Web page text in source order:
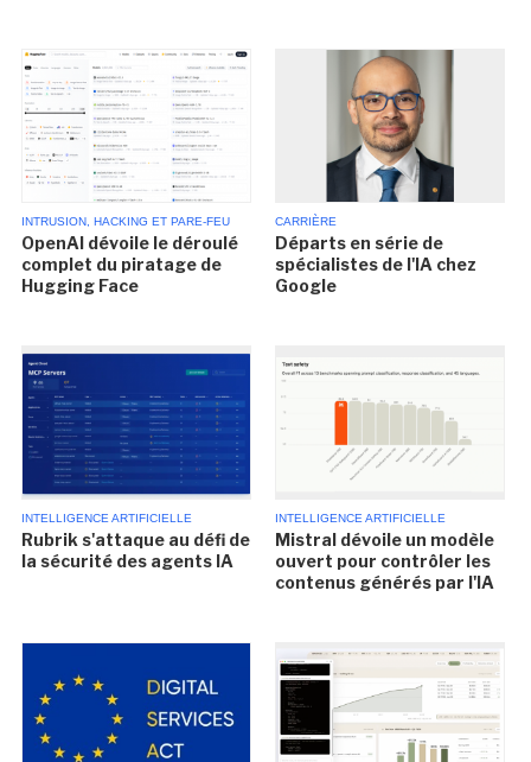
INTRUSION, HACKING ET PARE-FEU
OpenAI dévoile le déroulé
complet du piratage de
Hugging Face
CARRIÈRE
Départs en série de
spécialistes de l'IA chez
Google
INTELLIGENCE ARTIFICIELLE
Rubrik s'attaque au défi de
la sécurité des agents IA
INTELLIGENCE ARTIFICIELLE
Mistral dévoile un modèle
ouvert pour contrôler les
contenus générés par l'IA